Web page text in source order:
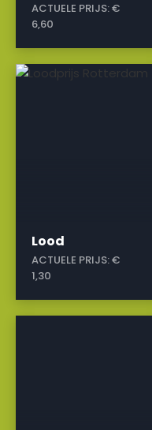
ACTUELE PRIJS:€
6,60
Lood
ACTUELE PRIJS:€
1,30
a